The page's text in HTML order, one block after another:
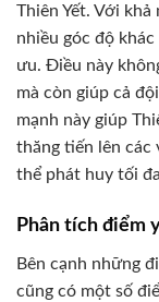
Thiên Yết. Với
nhiều góc độ
ưu. Điều này
mà còn giúp cả
mạnh này giúp
thăng tiến lên các
thể phát huy tối
Phân tích điểm
Bên cạnh những
cũng có một số